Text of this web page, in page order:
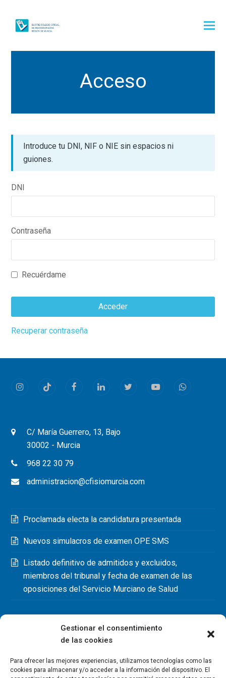
Gestionar el consentimiento
de las cookies
Para ofrecer las mejores experiencias, utilizamos tecnologías como las
cookies para almacenar y/o acceder a la información del dispositivo. El
Acceso
Introduce tu DNI, NIF o NIE sin espacios ni
guiones.
DNI
Contraseña
Recuérdame
Acceder
This
should
left
Recuperar contraseña
InstagramTiktok FacebookLinkedInTwitterYoutubeWhatsapp
C/ María Guerrero, 13, Bajo
30002 - Murcia
968 22 30 79
administracion@cfisiomurcia.com
Proclamada electa la candidatura presentada
Nuevos simulacros de examen OPE SMS
Listado definitivo de admitidos y excluidos,
miembros del tribunal y fecha de examen de las
oposiciones del Servicio Murciano de Salud